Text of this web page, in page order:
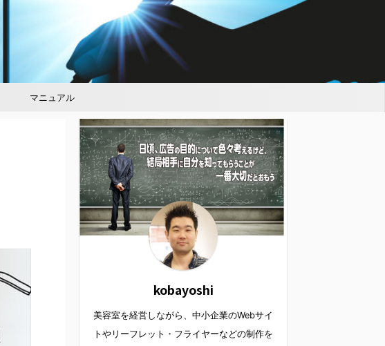
マニュアル
kobayoshi
美容室を経営しながら、中小企業のWebサイ
トやリーフレット・フライヤーなどの制作を